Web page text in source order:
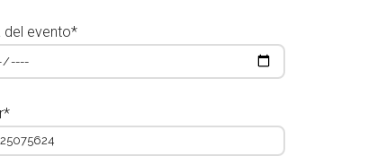
del evento*